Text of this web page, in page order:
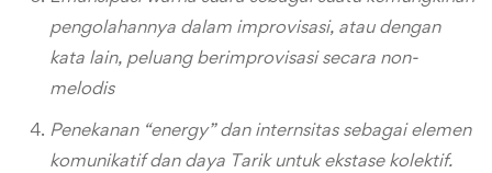
pengolahannya dalam improvisasi, atau dengan
kata lain, peluang berimprovisasi secara non-
melodis
Penekanan “energy” dan internsitas sebagai elemen
komunikatif dan daya Tarik untuk ekstase kolektif.